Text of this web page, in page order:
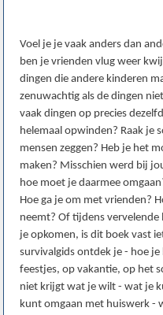
Voel je je vaak anders dan
ben je vrienden vlug weer
dingen die andere kinderen
zenuwachtig als de dingen
vaak dingen op precies
helemaal opwinden? Raak je
mensen zeggen? Heb je het
maken? Misschien werd bij
hoe moet je daarmee
Hoe ga je om met vrienden?
neemt? Of tijdens vervelende
je opkomen, is dit boek vast
survivalgids ontdek je - hoe
feestjes, op vakantie, op het
niet krijgt wat je wilt - wat je
kunt omgaan met huiswerk -